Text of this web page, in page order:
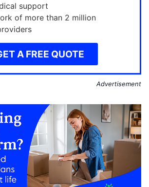
support
of more than 2 million
A FREE QUOTE
Advertisement